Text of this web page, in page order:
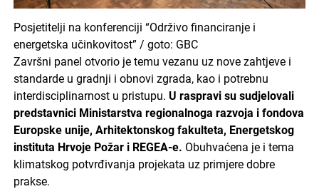
Posjetitelji na konferenciji “Održivo financiranje i
energetska učinkovitost” / goto: GBC
Završni panel otvorio je temu vezanu uz nove zahtjeve i
standarde u gradnji i obnovi zgrada, kao i potrebnu
interdisciplinarnost u pristupu. U raspravi su sudjelovali
predstavnici Ministarstva regionalnoga razvoja i fondova
Europske unije, Arhitektonskog fakulteta, Energetskog
instituta Hrvoje Požar i REGEA-e. Obuhvaćena je i tema
klimatskog potvrđivanja projekata uz primjere dobre
prakse.